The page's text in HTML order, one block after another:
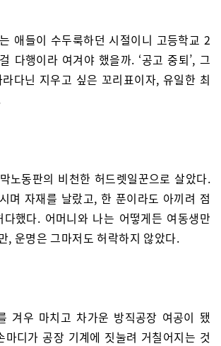
애들이 수두룩하던 시절이니 고등학교 2
다행이라 여겨야 했을까. ‘공고 중퇴’, 그
다닌 지우고 싶은 꼬리표이자, 유일한 최
노동판의 비천한 허드렛일꾼으로 살았다.
며 자재를 날랐고, 한 푼이라도 아끼려 점
했다. 어머니와 나는 어떻게든 여동생만
, 운명은 그마저도 허락하지 않았다.
겨우 마치고 차가운 방직공장 여공이 됐
마디가 공장 기계에 짓눌려 거칠어지는 것